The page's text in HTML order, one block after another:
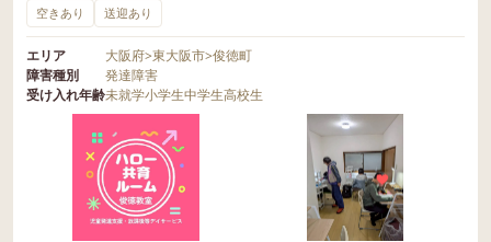
空きあり 送迎あり
エリア 大阪府>東大阪市>俊徳町
障害種別
発達障害
受け入れ年齢未就学小学生中学生高校生